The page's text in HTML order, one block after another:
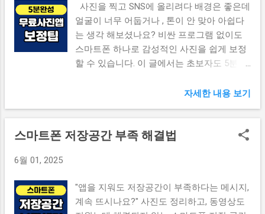
배달앱, 쇼핑앱부터 순서대로 정리 TIP: 최근
에는 스마트폰 자체에서 ‘디바이스 케어 →
저장공간 정리’ 기능도 지원합니다. 앱 자체
캐시만 삭제되며, 로그아웃이나 데이터 손실
은 없습니다. 📌 아이폰 사라진 사진 복구 [3]
삭제 등으로 인해 소중한 대화 내용이 사라지
는 상황 은 생각보다 자주 발생합니다. 카카
오톡은 기본적으로 클라우드 서버에 전체 대
화를 저장하지 않습니다. 즉, 백업을 하지 않
으면 새 기기에서 앱을 설치해도 이전 대화는
가족 간의 추억, 송금·영수증 정보 등을 저장
해둔 사용자라면 백업은 필수입니다. [4] 새
새 휴대폰이나 초기화된 기기에서 이전 대화
원하기' 버튼 선택 4. 백업 시 설정한 4자리 비
밀번호 입력 5. 복원 완료까지 기다리면 자동
사진을 찍고 SNS에 올리려다 배경은 좋은데
얼굴이 너무 어둡거나 , 톤이 안 맞아 아쉽다
는 생각 해보셨나요? 비싼 프로그램 없이도
스마트폰 하나로 감성적인 사진을 쉽게 보정
할 수 있습니다. 이 글에서는 초보자도 5분 만
와 각각의 특징, 사용 팁까지 정리해드립니다.
사진 보정 앱, 왜 필요할까? 스냅시드 – 감성
필터와 직관적 UI 라이트룸 모바일 – 전문가
로 찍은 사진이 항상 마음에 들지는 않죠. 조
명, 노출, 색감, 톤 조절 등은 사진의 분위기를
자세한 내용 보기
스마트폰 저장공간 부족 해결법
6월 01, 2025
"앱을 지워도 저장공간이 부족하다는 메시지,
계속 뜨시나요?" 사진도 정리하고, 동영상도